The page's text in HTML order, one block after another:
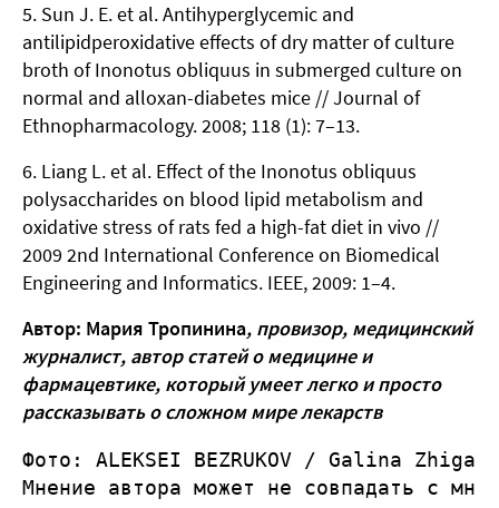
Sun J. E. et al. Antihyperglycemic and
antilipidperoxidative effects of dry matter of culture
broth of Inonotus obliquus in submerged culture on
normal and alloxan-diabetes mice // Journal of
Ethnopharmacology. 2008; 118 (1): 7–13.
Liang L. et al. Effect of the Inonotus obliquus
polysaccharides on blood lipid metabolism and
oxidative stress of rats fed a high-fat diet in vivo //
2009 2nd International Conference on Biomedical
Engineering and Informatics. IEEE, 2009: 1–4.
Автор: Мария Тропинина, провизор, медицинский
журналист, автор статей о медицине и
фармацевтике, который умеет легко и просто
рассказывать о сложном мире лекарств
Фото: ALEKSEI BEZRUKOV / Galina
Мнение автора может не совпадать с